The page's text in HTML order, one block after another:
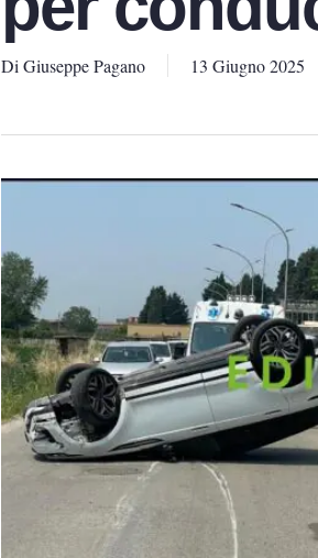
Di Giuseppe Pagano 13 Giugno 2025